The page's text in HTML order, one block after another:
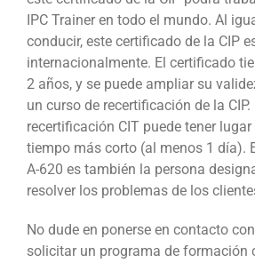
IPC Trainer en todo el mundo. Al
conducir, este certificado de la CIP
internacionalmente. El certificado
2 años, y se puede ampliar su
un curso de recertificación de la
recertificación CIT puede tener
tiempo más corto (al menos 1 día).
A-620 es también la persona
resolver los problemas de los
No dude en ponerse en contacto
solicitar un programa de formación